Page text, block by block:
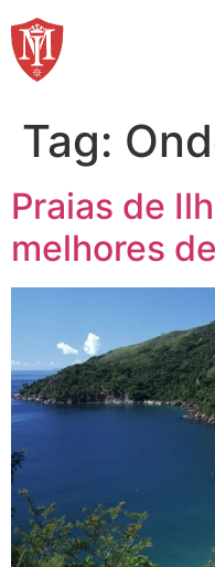
para
Tag:
Praias de
melhores